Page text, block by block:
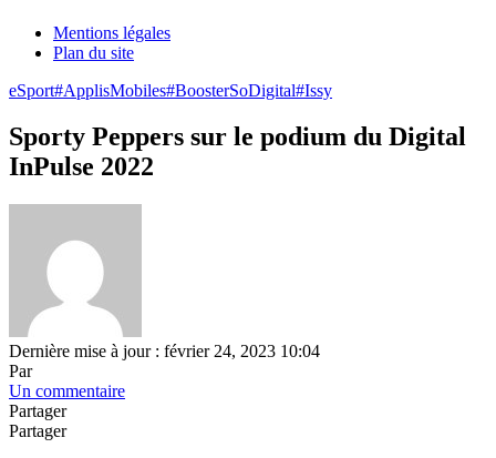
Mentions légales
Plan du site
eSport#ApplisMobiles#BoosterSoDigital#Issy
Sporty Peppers sur le podium du Digital
InPulse 2022
Dernière mise à jour : février 24, 2023 10:04
Par
Un commentaire
Partager
Partager